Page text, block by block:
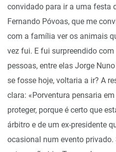
convidado para ir a uma festa
Fernando Póvoas, que me
com a família ver os animais
vez fui. E fui surpreendido
pessoas, entre elas Jorge
se fosse hoje, voltaria a ir? A
clara: «Porventura pensaria
proteger, porque é certo que
árbitro e de um ex-presidente
ocasional num evento privado.